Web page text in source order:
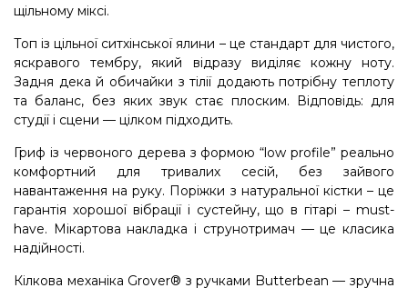
щільному міксі.
Топ із цільної ситхінської ялини – це стандарт для чистого,
яскравого тембру, який відразу виділяє кожну ноту.
Задня дека й обичайки з тілії додають потрібну теплоту
та баланс, без яких звук стає плоским. Відповідь: для
студії і сцени — цілком підходить.
Гриф із червоного дерева з формою “low profile” реально
комфортний для тривалих сесій, без зайвого
навантаження на руку. Поріжки з натуральної кістки – це
гарантія хорошої вібрації і сустейну, що в гітарі – must-
have. Мікартова накладка і струнотримач — це класика
надійності.
Кілкова механіка Grover® з ручками Butterbean — зручна